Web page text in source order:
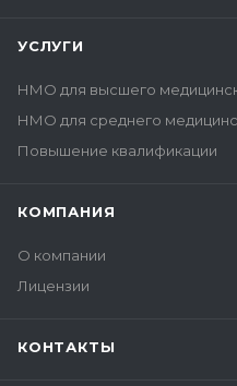
УСЛУГИ
НМО для высшего
НМО для среднего
Повышение квалификации
КОМПАНИЯ
О компании
Лицензии
КОНТАКТЫ